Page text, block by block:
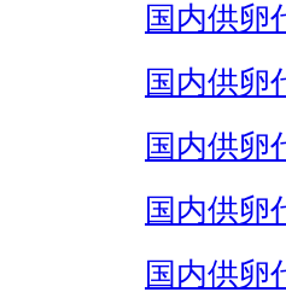
国内供卵
国内供卵
国内供卵
国内供卵
国内供卵